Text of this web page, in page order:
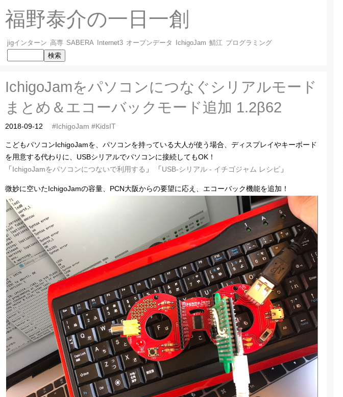
福野泰介の一日一創
jigインターン 高専 SABERA Internet3 オープンデータ IchigoJam 鯖江 プログラミング
IchigoJamをパソコンにつなぐシリアルモード
まとめ＆エコーバックモード追加 1.2β62
2018-09-12 #IchigoJam #KidsIT
こどもパソコンIchigoJamを、パソコンを持っている大人が使う場合、ディスプレイやキーボード
を用意する代わりに、USBシリアルでパソコンに接続してもOK！
「IchigoJamをパソコンにつないで利用する 」 「USB-シリアル - イチゴジャム レシピ 」
微妙に空いたIchigoJamの容量、PCN大阪からの要望に応え、エコーバック機能を追加！